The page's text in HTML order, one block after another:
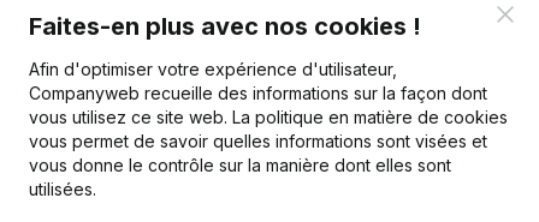
Faites-en plus avec nos cookies !
Afin d'optimiser votre expérience d'utilisateur,
Companyweb recueille des informations sur la façon dont
vous utilisez ce site web. La politique en matière de cookies
vous permet de savoir quelles informations sont visées et
vous donne le contrôle sur la manière dont elles sont
utilisées.
Français
Kantorenpark Everest
Produit
Informations d’entreprise
Monitoring
Recherche internationale